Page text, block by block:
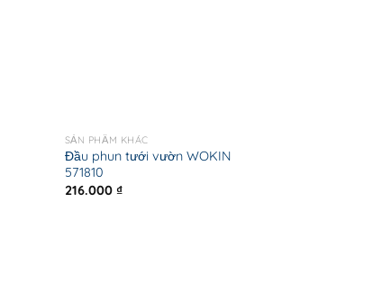
SẢN PHẨM KHÁC
Đầu phun tưới vườn WOKIN
571810
216.000 ₫